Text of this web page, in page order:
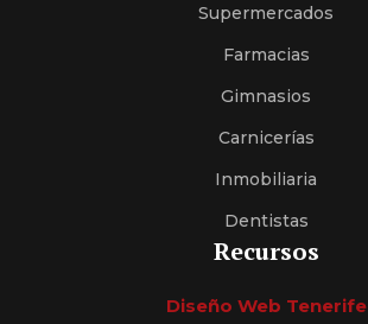
Supermercados
Farmacias
Gimnasios
Carnicerías
Inmobiliaria
Dentistas
Recursos
Diseño Web Tenerife